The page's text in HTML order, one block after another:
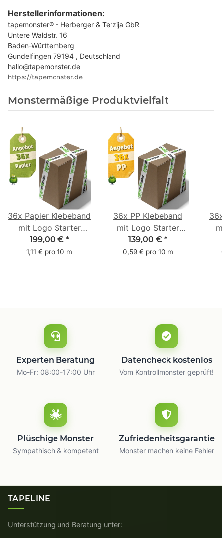
Herstellerinformationen:
tapemonster® - Herberger & Terzija GbR
Untere Waldstr. 16
Baden-Württemberg
Gundelfingen 79194 , Deutschland
hallo@tapemonster.de
https://tapemonster.de
Monstermäßige Produktvielfalt
36x Papier Klebeband
mit Logo Starter
Pack - 1-farbig- 50
mm x 50 m - mit
199,00 € *
1,11 € pro 10 m
36x PP Klebeband
mit Logo Starter
Pack - 1-farbig- 48
mm x 66 m
139,00 € *
0,59 € pro 10 m
Experten Beratung
Mo-Fr: 08:00-17:00 Uhr
Datencheck kostenlos
Vom Kontrollmonster geprüft!
Plüschige Monster
Sympathisch & kompetent
Zufriedenheitsgarantie
Monster machen keine Fehler
TAPELINE
Unterstützung und Beratung unter: